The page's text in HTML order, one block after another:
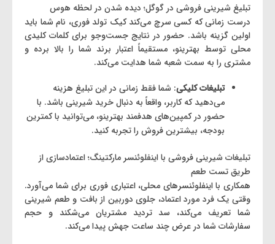
تبلیغ شیرینی فروشی در گوگل؛ دیده شدن در لحظه هوس
درست زمانی که کسی سرچ می‌کند کیک تولد فوری، نام شما باید
اولین گزینه باشد. حضور در نتایج جست‌وجو برای کلمات کلیدی
محلی توسط بهترینو، مستقیماً اعتبار برند شما را بالا برده و
مشتری را به سمت شعبه شما هدایت می‌کند.
تبلیغات کلیکی: شما فقط زمانی در این تبلیغ هزینه
می‌دهید که کاربر، واقعاً به دنبال خرید شیرینی باشد. با
حضور در کمپین‌های هدفمند بهترینو، می‌توانید با کمترین
بودجه، بیشترین فروش را تجربه کنید.
تبلیغات شیرینی فروشی با اینفلوئنسر مارکتینگ؛ اعتمادسازی از
طریق تست طعم
همکاری با اینفلوئنسرهای محلی، اعتباری فوری برای شما می‌آورد.
وقتی یک فرد مورد اعتماد، جلوی دوربین از بافت و طعم شیرینی
شما تعریف می‌کند، سد تردید مشتریان می‌شکند و حجم
سفارشات شما در عرض چند ساعت جهش پیدا می‌کند.